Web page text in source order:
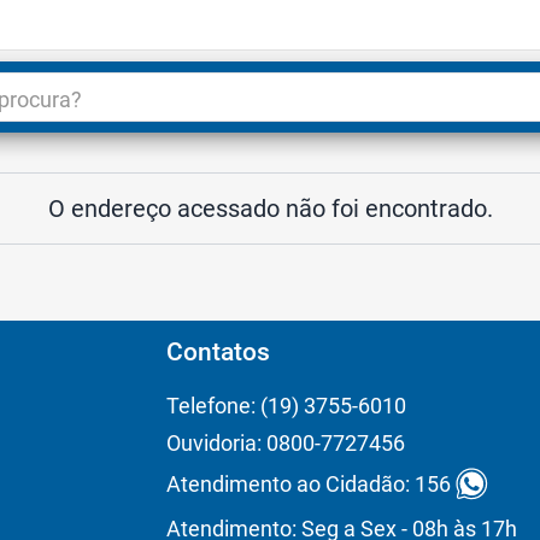
O endereço acessado não foi encontrado.
Contatos
Telefone: (19) 3755-6010
Ouvidoria: 0800-7727456
Atendimento ao Cidadão: 156
Atendimento: Seg a Sex - 08h às 17h